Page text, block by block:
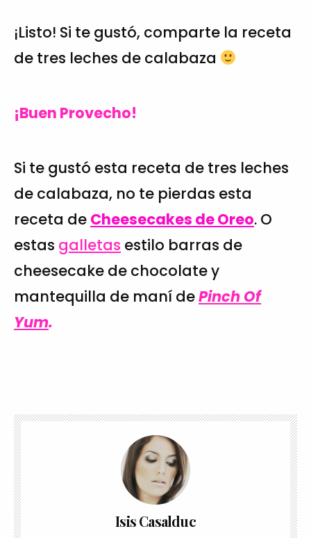
¡Listo! Si te gustó, comparte la receta
de tres leches de calabaza
¡Buen Provecho!
Si te gustó esta receta de tres leches
de calabaza, no te pierdas esta
receta de Cheesecakes de Oreo. O
estas galletas estilo barras de
cheesecake de chocolate y
mantequilla de maní dePinch Of
Yum.
Isis Casalduc